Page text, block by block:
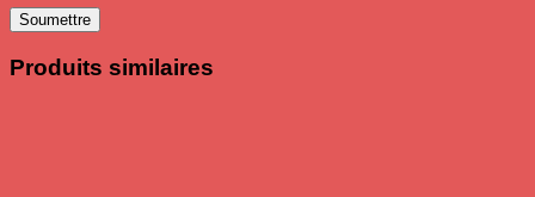
Produits similaires